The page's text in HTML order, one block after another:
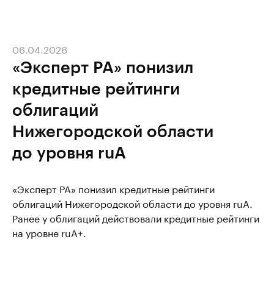
«Эксперт РА» понизил
кредитные рейтинги
облигаций
Нижегородской области
до уровня ruA
06.04.2026
«Эксперт РА» понизил кредитные рейтинги
облигаций Нижегородской области до уровня ruA.
Ранее у облигаций действовали кредитные рейтинги
на уровне ruA+.